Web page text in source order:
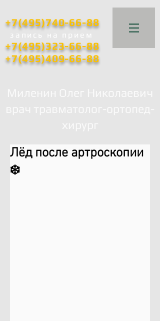
+7(495)740-66-88
запись на прием
+7(495)323-66-88
+7(495)409-66-88
Лёд после артроскопии
❄️